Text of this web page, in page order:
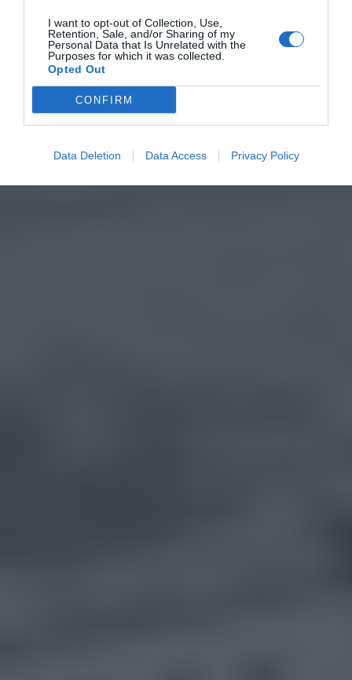
I want to opt-out of Collection, Use,
Retention, Sale, and/or Sharing of my
Personal Data that Is Unrelated with the
Purposes for which it was collected.
Opted Out
CONFIRM
Data Deletion Data Access Privacy Policy